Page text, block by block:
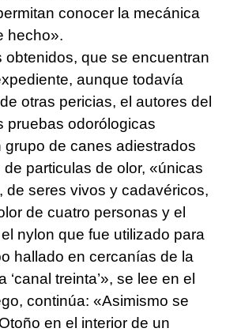
conocer la mecánica
hecho».
obtenidos, que se encuentran
aunque todavía
otras pericias, el autores del
pruebas odorólogicas
grupo de canes adiestrados
particulas de olor, «únicas
de seres vivos y cadavéricos,
de cuatro personas y el
nylon que fue utilizado para
hallado en cercanías de la
treinta’», se lee en el
continúa: «Asimismo se
en el interior de un